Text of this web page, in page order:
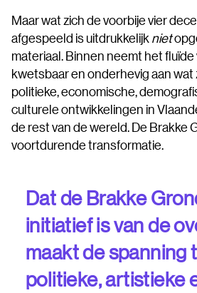
Maar wat zich de voorbije vier
afgespeeld is uitdrukkelijk niet
materiaal. Binnen neemt het
kwetsbaar en onderhevig aan wat
politieke, economische,
culturele ontwikkelingen in
de rest van de wereld. De Brakke
voortdurende transformatie.
Dat de Brakke
initiatief is van de
maakt de spanning
politieke, artistieke